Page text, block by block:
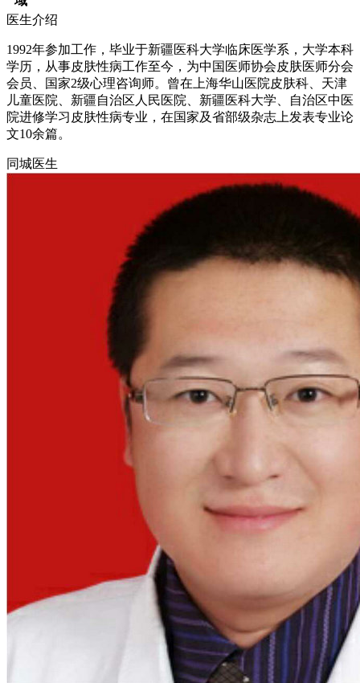
医生介绍
1992年参加工作，毕业于新疆医科大学临床医学系，大学本科
学历，从事皮肤性病工作至今，为中国医师协会皮肤医师分会
会员、国家2级心理咨询师。曾在上海华山医院皮肤科、天津
儿童医院、新疆自治区人民医院、新疆医科大学、自治区中医
院进修学习皮肤性病专业，在国家及省部级杂志上发表专业论
文10余篇。
同城医生